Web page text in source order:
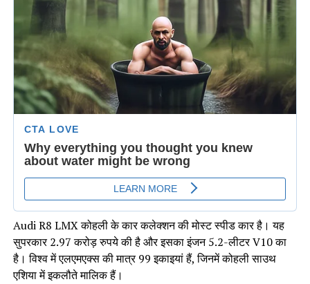
Audi R8 LMX कोहली के कार कलेक्शन की मोस्ट स्पीड कार है। यह
सुपरकार 2.97 करोड़ रुपये की है और इसका इंजन 5.2-लीटर V10 का
है। विश्व में एलएमएक्स की मात्र 99 इकाइयां हैं, जिनमें कोहली साउथ
एशिया में इकलौते मालिक हैं।